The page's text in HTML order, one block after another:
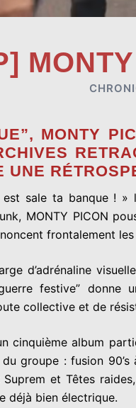
MONTY
UNE
sale ta banque !
MONTY PICON
frontalement
d’adrénaline
festive”
collective et de
cinquième album
groupe : fusion
et Têtes
déjà bien électrique.